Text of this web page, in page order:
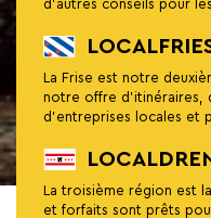
d'autres conseils pour
La Frise est notre
notre offre d'itinéraires,
d'entreprises locales et
La troisième région est
et forfaits sont prêts